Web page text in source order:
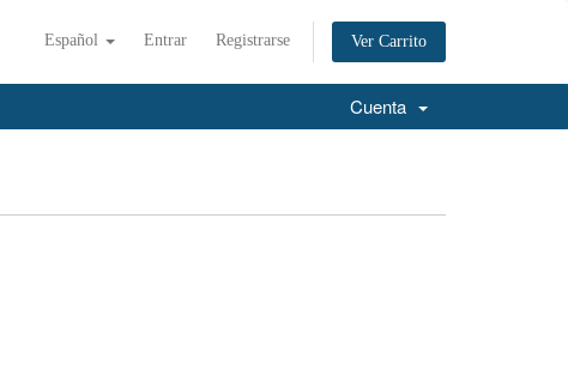
Español Entrar Registrarse Ver Carrito
Cuenta